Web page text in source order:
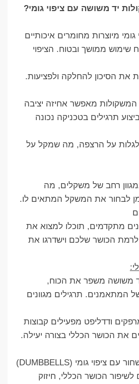
יד משושה עם ציפוי גומי?
מיוצרות מחומרים איכותיים
שימוש ממושך ובטוח. הציפוי
את הסיכון להחלקה ולפציעות.
מאפשר אחיזה יציבה
תרגילים בטכניקה נכונה
על הרצפה, מה שמקל על
רחב של משקלים, מה
לבחור את המשקל המתאים לו.
מתקדמים, תוכלו למצוא את
הכושר שלכם וישדרגו את
משושה משפר את הכוח,
המתאמנים. תרגילים מגוונים
ודדליפט מפעילים קבוצות
את הכושר הכללי בצורה יעילה.
משקולת יד משושה שחור עם ציפוי גומי (DUMBBELLS)
לשיפור הכושר הכללי, חיזוק